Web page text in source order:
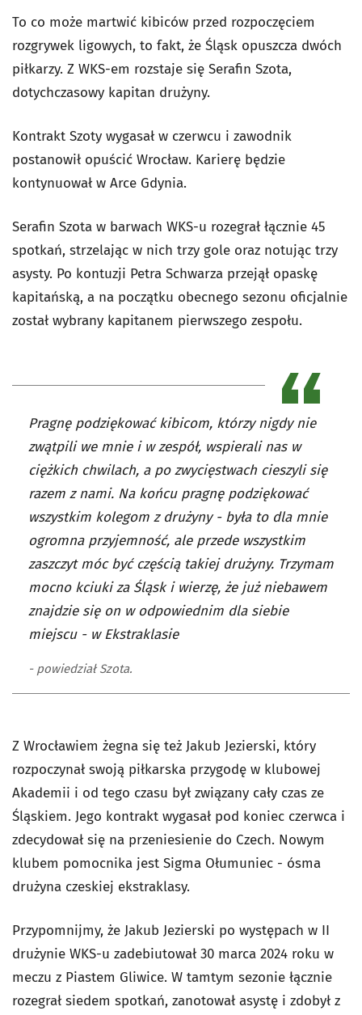
To co może martwić kibiców przed rozpoczęciem
rozgrywek ligowych, to fakt, że Śląsk opuszcza dwóch
piłkarzy. Z WKS-em rozstaje się Serafin Szota,
dotychczasowy kapitan drużyny.
Kontrakt Szoty wygasał w czerwcu i zawodnik
postanowił opuścić Wrocław. Karierę będzie
kontynuował w Arce Gdynia.
Serafin Szota w barwach WKS-u rozegrał łącznie 45
spotkań, strzelając w nich trzy gole oraz notując trzy
asysty. Po kontuzji Petra Schwarza przejął opaskę
kapitańską, a na początku obecnego sezonu oficjalnie
został wybrany kapitanem pierwszego zespołu.
Pragnę podziękować kibicom, którzy nigdy nie
zwątpili we mnie i w zespół, wspierali nas w
ciężkich chwilach, a po zwycięstwach cieszyli się
razem z nami. Na końcu pragnę podziękować
wszystkim kolegom z drużyny - była to dla mnie
ogromna przyjemność, ale przede wszystkim
zaszczyt móc być częścią takiej drużyny. Trzymam
mocno kciuki za Śląsk i wierzę, że już niebawem
znajdzie się on w odpowiednim dla siebie
miejscu - w Ekstraklasie
- powiedział Szota.
Z Wrocławiem żegna się też Jakub Jezierski, który
rozpoczynał swoją piłkarska przygodę w klubowej
Akademii i od tego czasu był związany cały czas ze
Śląskiem. Jego kontrakt wygasał pod koniec czerwca i
zdecydował się na przeniesienie do Czech. Nowym
klubem pomocnika jest Sigma Ołumuniec - ósma
drużyna czeskiej ekstraklasy.
Przypomnijmy, że Jakub Jezierski po występach w II
drużynie WKS-u zadebiutował 30 marca 2024 roku w
meczu z Piastem Gliwice. W tamtym sezonie łącznie
rozegrał siedem spotkań, zanotował asystę i zdobył z